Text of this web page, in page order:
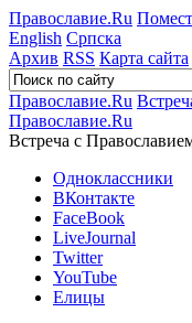
Православие.Ru
English Српска
Архив RSS Карта сайта
Православие.Ru
Православие.Ru
Встреча с
Одноклассники
ВКонтакте
FaceBook
LiveJournal
Twitter
YouTube
Елицы